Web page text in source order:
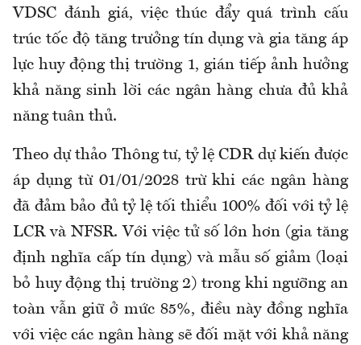
VDSC đánh giá, việc thúc đẩy quá trình cấu
trúc tốc độ tăng trưởng tín dụng và gia tăng áp
lực huy động thị trường 1, gián tiếp ảnh hưởng
khả năng sinh lời các ngân hàng chưa đủ khả
năng tuân thủ.
Theo dự thảo Thông tư, tỷ lệ CDR dự kiến được
áp dụng từ 01/01/2028 trừ khi các ngân hàng
đã đảm bảo đủ tỷ lệ tối thiểu 100% đối với tỷ lệ
LCR và NFSR. Với việc tử số lớn hơn (gia tăng
định nghĩa cấp tín dụng) và mẫu số giảm (loại
bỏ huy động thị trường 2) trong khi ngưỡng an
toàn vẫn giữ ở mức 85%, điều này đồng nghĩa
với việc các ngân hàng sẽ đối mặt với khả năng